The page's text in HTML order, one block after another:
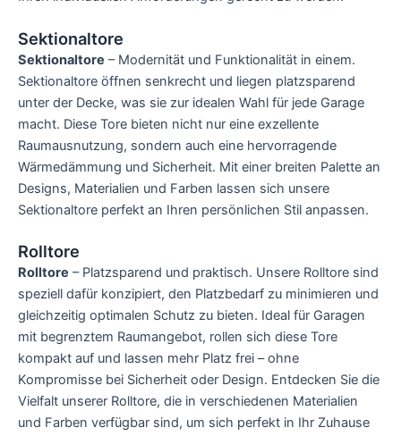
Sektionaltore
Sektionaltore – Modernität und Funktionalität in einem.
Sektionaltore öffnen senkrecht und liegen platzsparend
unter der Decke, was sie zur idealen Wahl für jede Garage
macht. Diese Tore bieten nicht nur eine exzellente
Raumausnutzung, sondern auch eine hervorragende
Wärmedämmung und Sicherheit. Mit einer breiten Palette an
Designs, Materialien und Farben lassen sich unsere
Sektionaltore perfekt an Ihren persönlichen Stil anpassen.
Rolltore
Rolltore – Platzsparend und praktisch. Unsere Rolltore sind
speziell dafür konzipiert, den Platzbedarf zu minimieren und
gleichzeitig optimalen Schutz zu bieten. Ideal für Garagen
mit begrenztem Raumangebot, rollen sich diese Tore
kompakt auf und lassen mehr Platz frei – ohne
Kompromisse bei Sicherheit oder Design. Entdecken Sie die
Vielfalt unserer Rolltore, die in verschiedenen Materialien
und Farben verfügbar sind, um sich perfekt in Ihr Zuhause